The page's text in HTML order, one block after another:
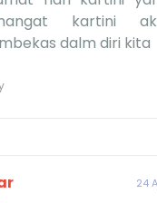
kartini
dalm diri kita
24